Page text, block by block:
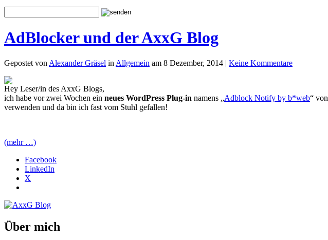
AdBlocker und der AxxG Blog
Gepostet von Alexander Gräsel in Allgemein am 8 Dezember, 2014 | Keine Kommentare
Hey Leser/in des AxxG Blogs,
ich habe vor zwei Wochen ein neues WordPress Plug-in namens „Adblock Notify by b*web“ von
verwenden und da bin ich fast vom Stuhl gefallen!
(mehr …)
Facebook
LinkedIn
X
Über mich